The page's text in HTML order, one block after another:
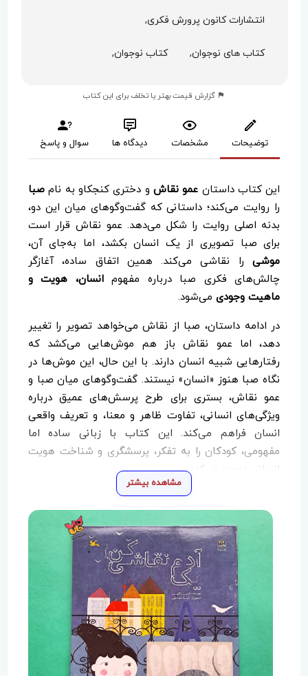
انتشارات کانون پرورش فکری,
کتاب های نوجوان, کتاب نوجوان,
گزارش قیمت بهتر یا تخلف برای این کتاب
توضیحات مشخصات دیدگاه ها سوال و پاسخ
این کتاب داستان عمو نقاش و دختری کنجکاو به نامصبا
را روایت می‌کند؛ داستانی که گفت‌وگوهای میان این دو،
بدنه اصلی روایت را شکل می‌دهد. عمو نقاش قرار است
برای صبا تصویری از یک انسان بکشد، اما به‌جای آن،
موشیرا نقاشی می‌کند. همین اتفاق ساده، آغازگر
چالش‌های فکری صبا درباره مفهومانسان، هویت و
ماهیت وجودیمی‌شود.
در ادامه داستان، صبا از نقاش می‌خواهد تصویر را تغییر
دهد، اما عمو نقاش باز هم موش‌هایی می‌کشد که
رفتارهایی شبیه انسان دارند. با این حال، این موش‌ها در
نگاه صبا هنوز «انسان» نیستند. گفت‌وگوهای میان صبا و
عمو نقاش، بستری برای طرح پرسش‌های عمیق درباره
ویژگی‌های انسانی، تفاوت ظاهر و معنا، و تعریف واقعی
انسان فراهم می‌کند. این کتاب با زبانی ساده اما
مفهومی، کودکان را به تفکر، پرسشگری و شناخت هویت
انسانی دعوت می‌کند.
مشاهده بیشتر